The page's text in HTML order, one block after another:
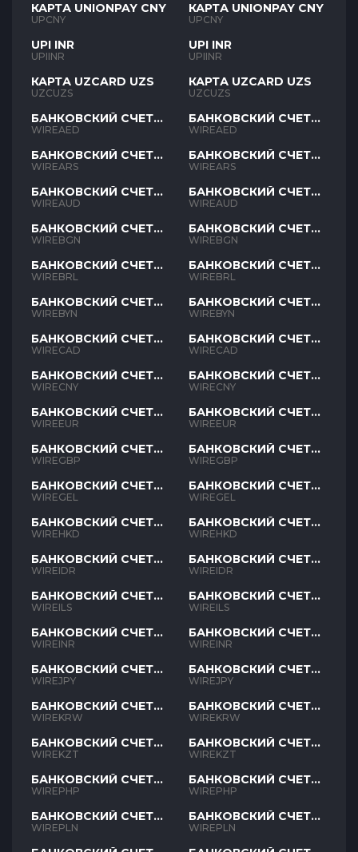
КАРТА UNIONPAY CNY
UPCNY
UPI INR
UPIINR
КАРТА UZCARD UZS
UZCUZS
БАНКОВСКИЙ СЧЕТ
AED
WIREAED
БАНКОВСКИЙ СЧЕТ
ARS
WIREARS
БАНКОВСКИЙ СЧЕТ
AUD
WIREAUD
БАНКОВСКИЙ СЧЕТ
BGN
WIREBGN
БАНКОВСКИЙ СЧЕТ
BRL
WIREBRL
БАНКОВСКИЙ СЧЕТ
BYN
WIREBYN
БАНКОВСКИЙ СЧЕТ
CAD
WIRECAD
БАНКОВСКИЙ СЧЕТ
CNY
WIRECNY
БАНКОВСКИЙ СЧЕТ
EUR
WIREEUR
БАНКОВСКИЙ СЧЕТ
GBP
WIREGBP
БАНКОВСКИЙ СЧЕТ
GEL
WIREGEL
БАНКОВСКИЙ СЧЕТ
HKD
WIREHKD
БАНКОВСКИЙ СЧЕТ
IDR
WIREIDR
БАНКОВСКИЙ СЧЕТ
ILS
WIREILS
БАНКОВСКИЙ СЧЕТ
INR
WIREINR
БАНКОВСКИЙ СЧЕТ
JPY
WIREJPY
БАНКОВСКИЙ СЧЕТ
KRW
WIREKRW
БАНКОВСКИЙ СЧЕТ
KZT
WIREKZT
БАНКОВСКИЙ СЧЕТ
PHP
WIREPHP
БАНКОВСКИЙ СЧЕТ
PLN
WIREPLN
КАРТА UNIONPAY CNY
UPCNY
UPI INR
UPIINR
КАРТА UZCARD UZS
UZCUZS
БАНКОВСКИЙ СЧЕТ
AED
WIREAED
БАНКОВСКИЙ СЧЕТ
ARS
WIREARS
БАНКОВСКИЙ СЧЕТ
AUD
WIREAUD
БАНКОВСКИЙ СЧЕТ
BGN
WIREBGN
БАНКОВСКИЙ СЧЕТ
BRL
WIREBRL
БАНКОВСКИЙ СЧЕТ
BYN
WIREBYN
БАНКОВСКИЙ СЧЕТ
CAD
WIRECAD
БАНКОВСКИЙ СЧЕТ
CNY
WIRECNY
БАНКОВСКИЙ СЧЕТ
EUR
WIREEUR
БАНКОВСКИЙ СЧЕТ
GBP
WIREGBP
БАНКОВСКИЙ СЧЕТ
GEL
WIREGEL
БАНКОВСКИЙ СЧЕТ
HKD
WIREHKD
БАНКОВСКИЙ СЧЕТ
IDR
WIREIDR
БАНКОВСКИЙ СЧЕТ
ILS
WIREILS
БАНКОВСКИЙ СЧЕТ
INR
WIREINR
БАНКОВСКИЙ СЧЕТ
JPY
WIREJPY
БАНКОВСКИЙ СЧЕТ
KRW
WIREKRW
БАНКОВСКИЙ СЧЕТ
KZT
WIREKZT
БАНКОВСКИЙ СЧЕТ
PHP
WIREPHP
БАНКОВСКИЙ СЧЕТ
PLN
WIREPLN